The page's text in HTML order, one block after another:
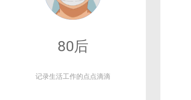
80后
记录生活工作的点点滴滴